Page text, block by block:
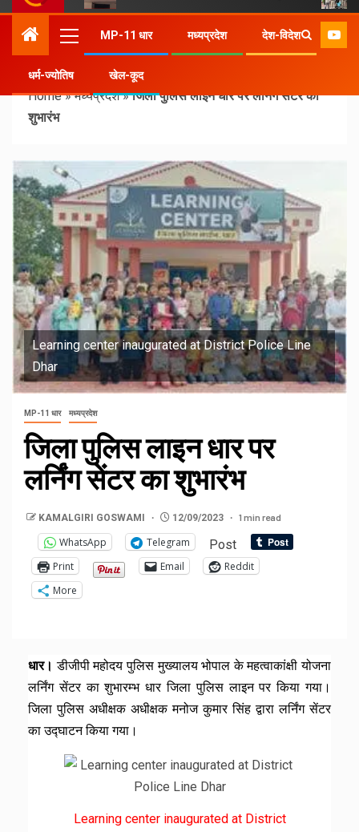
MP-11 धार मध्यप्रदेश देश-विदेश
धर्म-ज्योतिष खेल-कूद
Home»मध्यप्रदेश»जिला पुलिस लाइन धार पर लर्निंग सेंटर का
शुभारंभ
Learning center inaugurated at District Police Line
Dhar
MP-11 धार मध्यप्रदेश
जिला पुलिस लाइन धार पर
लर्निंग सेंटर का शुभारंभ
KAMALGIRI GOSWAMI 12/09/2023 1 min read
WhatsApp Telegram Post
Print Email
Reddit
More
धार। डीजीपी महोदय पुलिस मुख्यालय भोपाल के महत्वाकांक्षी योजना
लर्निंग सेंटर का शुभारम्भ धार जिला पुलिस लाइन पर किया गया।
जिला पुलिस अधीक्षक अधीक्षक मनोज कुमार सिंह द्वारा लर्निंग सेंटर
का उद्घाटन किया गया।
Learning center inaugurated at District